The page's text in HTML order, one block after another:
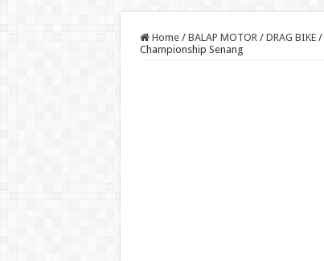
Home / BALAP MOTOR / DRAG BIKE /
Championship Senang